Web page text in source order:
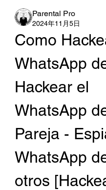
Parental Pro
2024年11月5日
Como
WhatsApp
Hackear el
WhatsApp
Pareja -
WhatsApp
otros